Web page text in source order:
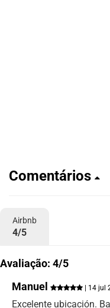
Comentários
Airbnb
4/5
Avaliação: 4/5
Manuel
| 14 jul
Excelente ubicación.